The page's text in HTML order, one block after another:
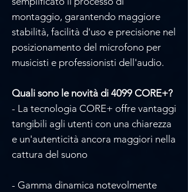
montaggio, garantendo maggiore
stabilità, facilità d'uso e precisione nel
posizionamento del microfono per
musicisti e professionisti dell'audio.
Quali sono le novità di 4099 CORE+?
- La tecnologia CORE+ offre vantaggi
tangibili agli utenti con una chiarezza
e un'autenticità ancora maggiori nella
cattura del suono
- Gamma dinamica notevolmente